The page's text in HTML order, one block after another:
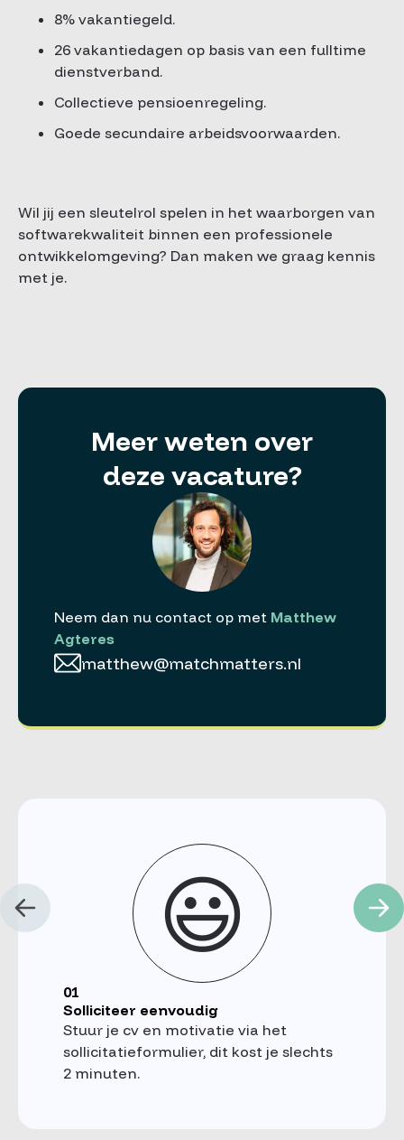
8% vakantiegeld.
26 vakantiedagen op basis van een fulltime
dienstverband.
Collectieve pensioenregeling.
Goede secundaire arbeidsvoorwaarden.
Wil jij een sleutelrol spelen in het waarborgen van
softwarekwaliteit binnen een professionele
ontwikkelomgeving? Dan maken we graag kennis
met je.
Meer weten over
deze vacature?
Neem dan nu contact op met Matthew
Agteres
matthew@matchmatters.nl
😃
01
Solliciteer eenvoudig
Stuur je cv en motivatie via het
sollicitatieformulier, dit kost je slechts
2 minuten.